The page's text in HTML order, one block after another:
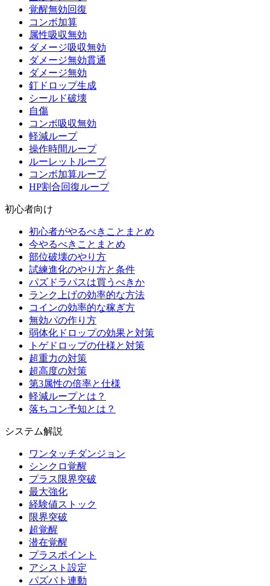
覚醒無効回復
コンボ加算
属性吸収無効
ダメージ吸収無効
ダメージ無効貫通
ダメージ無効
釘ドロップ生成
シールド破壊
自傷
コンボ吸収無効
軽減ループ
操作時間ループ
ルーレットループ
コンボ加算ループ
HP割合回復ループ
初心者向け
初心者がやるべきことまとめ
今やるべきことまとめ
部位破壊のやり方
試練進化のやり方と条件
パズドラパスは買うべきか
ランク上げの効率的な方法
コインの効率的な稼ぎ方
無効パの作り方
弱体化ドロップの効果と対策
トゲドロップの仕様と対策
超重力の対策
超高度の対策
第3属性の倍率と仕様
軽減ループとは？
落ちコン予知とは？
システム解説
ワンタッチダンジョン
シンクロ覚醒
プラス限界突破
最大強化
経験値ストック
限界突破
超覚醒
潜在覚醒
プラスポイント
アシスト設定
パズバト連動